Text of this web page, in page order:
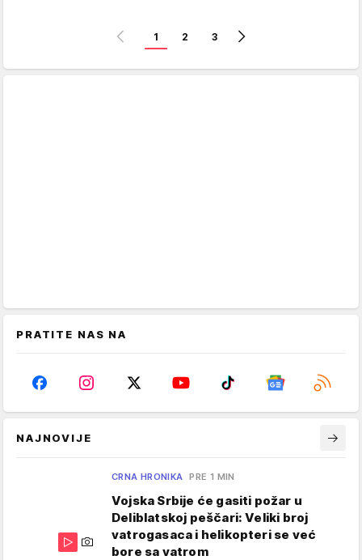
1 2 3
PRATITE NAS NA
NAJNOVIJE
CRNA HRONIKA PRE 1 MIN
Vojska Srbije će gasiti požar u
Deliblatskoj peščari: Veliki broj
vatrogasaca i helikopteri se već
bore sa vatrom